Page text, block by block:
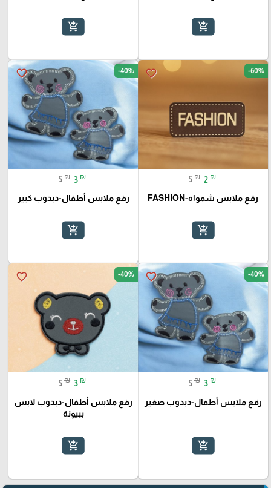
add_shopping_cart
add_shopping_cart
favorite_border -60%
5 ₪ 2 ₪
رقع ملابس شمواه-FASHION
add_shopping_cart
favorite_border -40%
5 ₪ 3 ₪
رقع ملابس أطفال-دبدوب كبير
add_shopping_cart
favorite_border -40%
5 ₪ 3 ₪
رقع ملابس أطفال-دبدوب صغير
add_shopping_cart
favorite_border -40%
5 ₪ 3 ₪
رقع ملابس أطفال-دبدوب لابس
ببيونة
add_shopping_cart